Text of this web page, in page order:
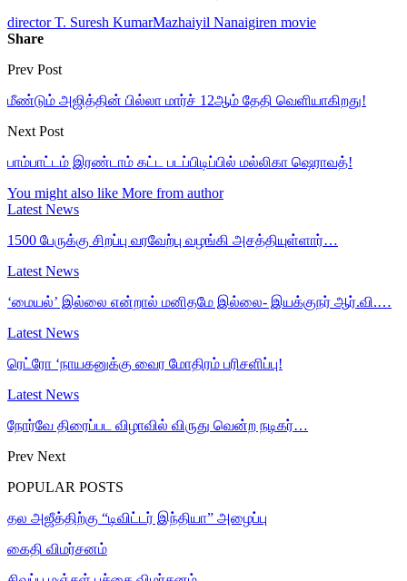
director T. Suresh KumarMazhaiyil Nanaigiren movie
Share
Prev Post
மீண்டும் அஜித்தின் பில்லா மார்ச் 12ஆம் தேதி வெளியாகிறது!
Next Post
பாம்பாட்டம் இரண்டாம் கட்ட படப்பிடிப்பில் மல்லிகா ஷெராவத்!
You might also like More from author
Latest News
1500 பேருக்கு சிறப்பு வரவேற்பு வழங்கி அசத்தியுள்ளார்…
Latest News
‘மையல்’ இல்லை என்றால் மனிதமே இல்லை- இயக்குநர் ஆர்.வி.…
Latest News
ரெட்ரோ ‘நாயகனுக்கு வைர மோதிரம் பரிசளிப்பு!
Latest News
நோர்வே திரைப்பட விழாவில் விருது வென்ற நடிகர்…
Prev Next
POPULAR POSTS
தல அஜீத்திற்கு “டிவிட்டர் இந்தியா” அழைப்பு
கைதி விமர்சனம்